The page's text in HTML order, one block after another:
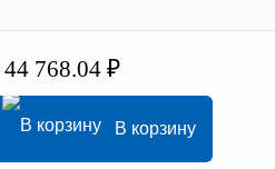
44 768.04 ₽
В корзину